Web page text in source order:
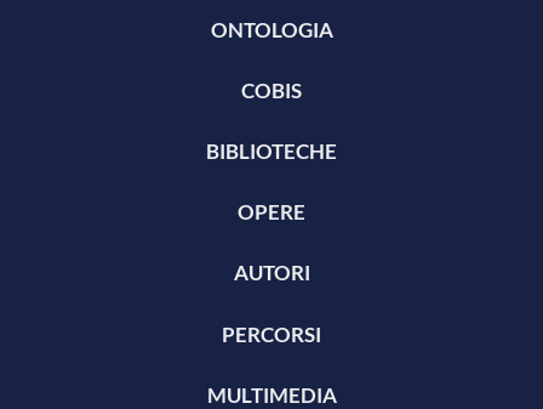
ONTOLOGIA
COBIS
BIBLIOTECHE
OPERE
AUTORI
PERCORSI
MULTIMEDIA